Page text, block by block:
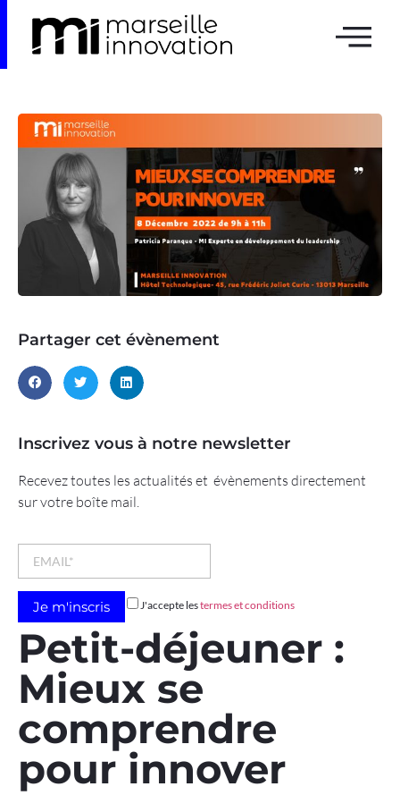
Partager cet évènement
Inscrivez vous à notre newsletter
Recevez toutes les actualités et évènements directement
sur votre boîte mail.
J'accepte lestermes et conditions
Petit-déjeuner :
Mieux se
comprendre
pour innover